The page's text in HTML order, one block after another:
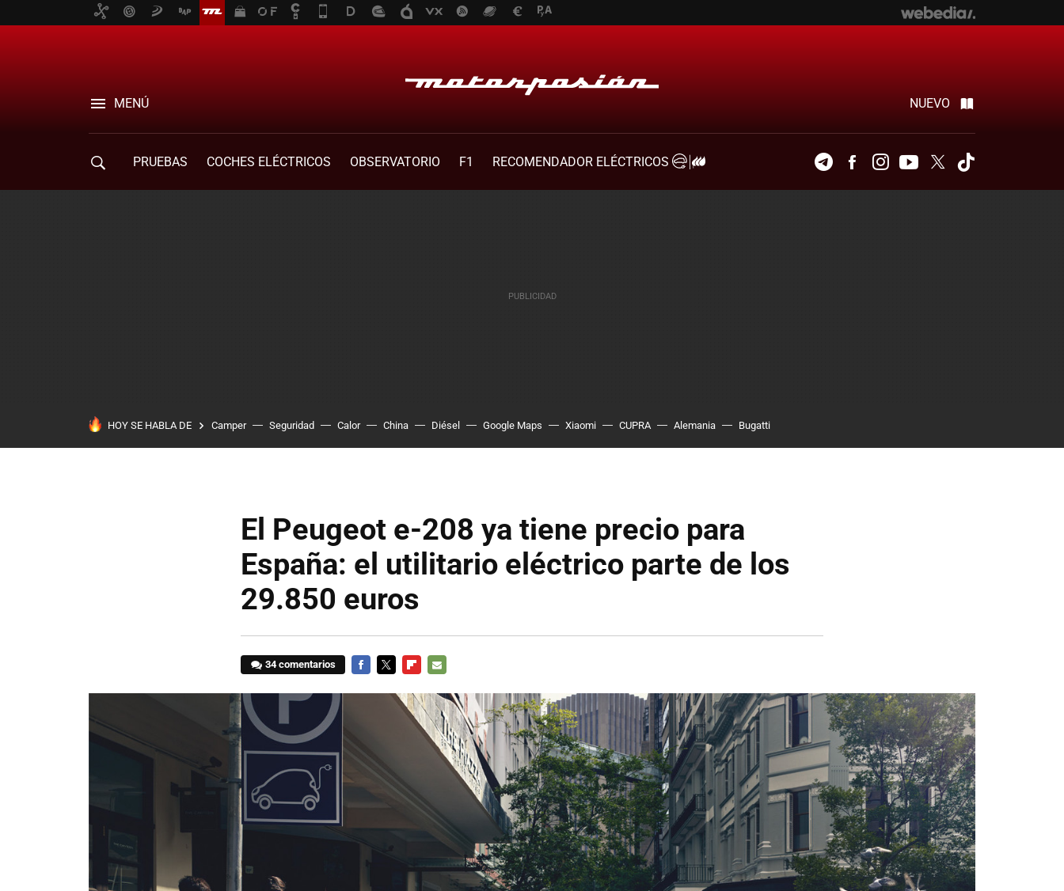
MENÚ NUEVO
PRUEBAS COCHES ELÉCTRICOS OBSERVATORIO F1
RECOMENDADOR ELÉCTRICOS
TelegramFacebookInstagramYoutubeTwitter
HOY SE HABLA DE Camper Seguridad Calor China Diésel Google Maps Xiaomi CUPRA Alemania Bugatti
El Peugeot e-208 ya tiene precio para
España: el utilitario eléctrico parte de los
29.850 euros
34 comentarios
MAIL